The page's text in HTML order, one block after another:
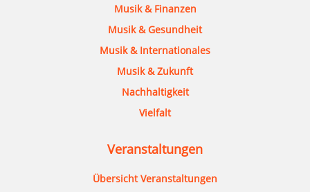
Musik & Finanzen
Musik & Gesundheit
Musik & Internationales
Musik & Zukunft
Nachhaltigkeit
Vielfalt
Veranstaltungen
Übersicht Veranstaltungen